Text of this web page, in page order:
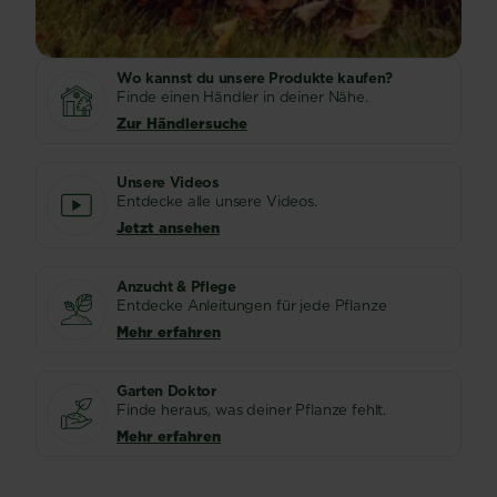
“gesund”
zu...
einen
Blick
auf
unseren
praktischen
Leitfaden.
ein
Vertikutierer?
Vertikutierer,
auch...
Wo kannst du unsere Produkte kaufen?
Finde einen Händler in deiner Nähe.
Zur Händlersuche
Unsere Videos
Entdecke alle unsere Videos.
Jetzt ansehen
Anzucht & Pflege
Entdecke Anleitungen für jede Pflanze
Mehr erfahren
Garten Doktor
Finde heraus, was deiner Pflanze fehlt.
Mehr erfahren